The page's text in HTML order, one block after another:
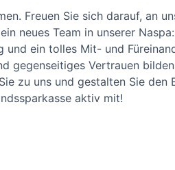
Freuen Sie sich darauf, an
neues Team in unserer
ein tolles Mit- und
gegenseitiges Vertrauen
zu uns und gestalten Sie den
aktiv mit!